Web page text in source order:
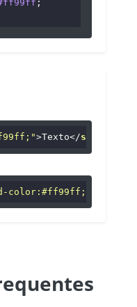
;
>Texto</span
color:#ff99ff;"